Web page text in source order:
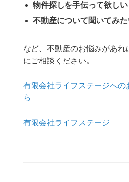
物件探しを手伝って欲しい
不動産について聞いてみ
など、不動産のお悩みがあれ
にご相談ください。
有限会社ライフステージへの
ら
有限会社ライフステージ